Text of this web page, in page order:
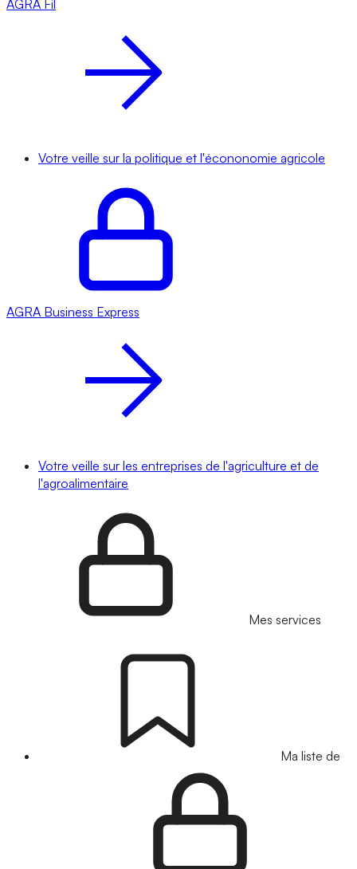
AGRA Fil
Votre veille sur la politique et l'écononomie agricole
AGRA Business Express
Votre veille sur les entreprises de l'agriculture et de
l'agroalimentaire
Mes services
Ma liste de